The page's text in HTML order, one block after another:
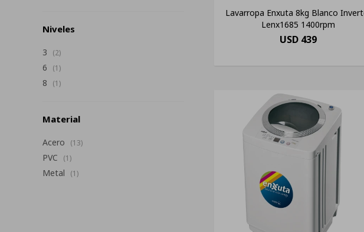
Lavarropa Enxuta 8kg Blanco
Lenx1685 1400rpm
USD 439
Niveles
3 (2)
6 (1)
8 (1)
Material
Acero (13)
PVC (1)
Metal (1)